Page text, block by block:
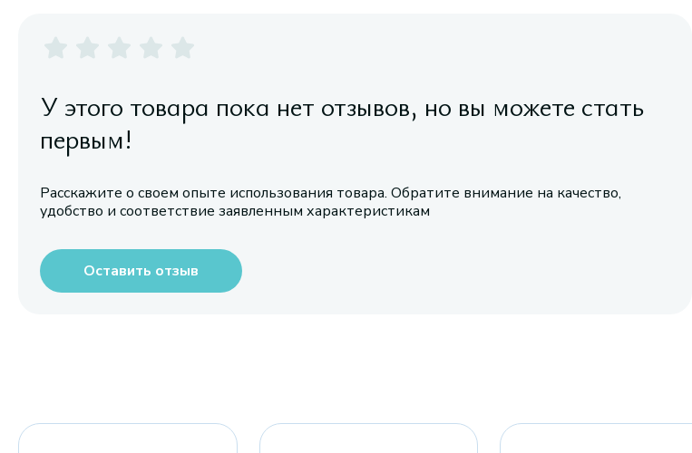
У этого товара пока нет отзывов, но вы можете стать
первым!
Расскажите о своем опыте использования товара. Обратите внимание на качество,
удобство и соответствие заявленным характеристикам
Оставить отзыв